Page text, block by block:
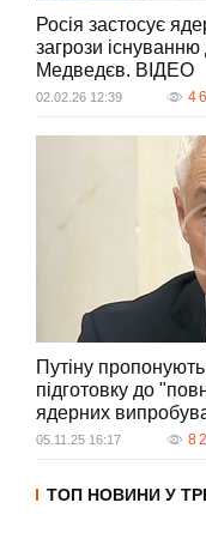
Росія застосує
загрози
Медведєв. ВIДЕО
02.02.26 12:39 4
Путіну
підготовку до
ядерних
05.11.25 16:17 8
ТОП НОВИНИ У